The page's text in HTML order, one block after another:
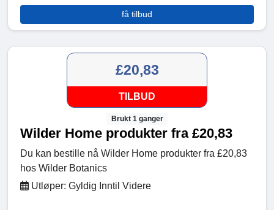
få tilbud
£20,83
TILBUD
Brukt 1 ganger
Wilder Home produkter fra £20,83
Du kan bestille nå Wilder Home produkter fra £20,83
hos Wilder Botanics
Utløper: Gyldig Inntil Videre